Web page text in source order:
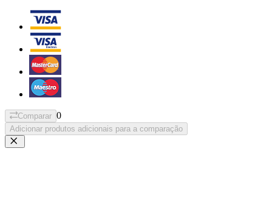
Comparar 0
Adicionar produtos adicionais para a comparação